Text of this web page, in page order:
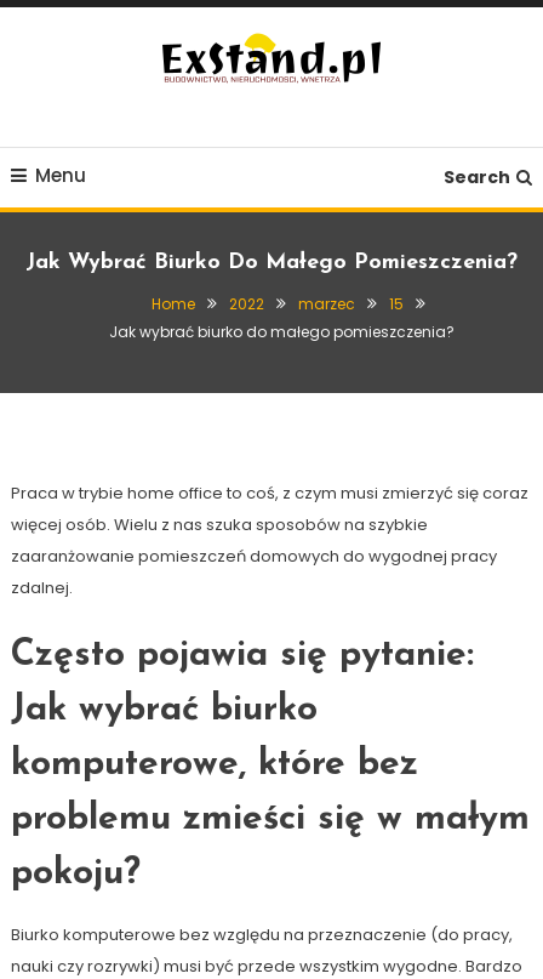
Skip
Menu Search
Jak Wybrać Biurko Do Małego Pomieszczenia?
Home 2022 marzec
15
Jak wybrać biurko do małego pomieszczenia?
15 marca, 2022
Exstand
Praca w trybie home office to coś, z czym musi zmierzyć się coraz
więcej osób. Wielu z nas szuka sposobów na szybkie
zaaranżowanie pomieszczeń domowych do wygodnej pracy
zdalnej.
Często pojawia się pytanie:
Jak wybrać biurko
komputerowe, które bez
problemu zmieści się w małym
pokoju?
Biurko komputerowe bez względu na przeznaczenie (do pracy,
nauki czy rozrywki) musi być przede wszystkim wygodne. Bardzo